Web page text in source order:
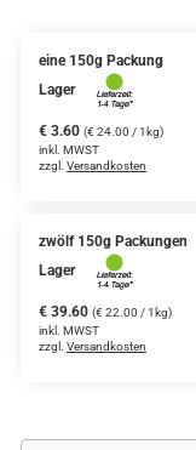
eine 150g Packung
Lager
€ 3.60 (€ 24.00 / 1kg)
inkl. MWST
zzgl. Versandkosten
zwölf 150g Packungen
Lager
€ 39.60 (€ 22.00 / 1kg)
inkl. MWST
zzgl. Versandkosten